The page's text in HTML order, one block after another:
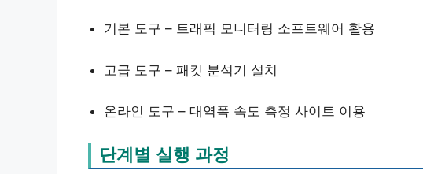
기본 도구 – 트래픽 모니터링 소프트웨어 활용
고급 도구 – 패킷 분석기 설치
온라인 도구 – 대역폭 속도 측정 사이트 이용
단계별 실행 과정